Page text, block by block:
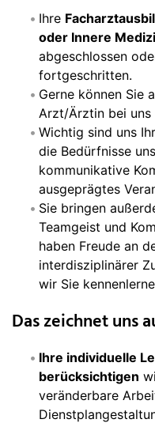
Ihre
oder Innere
abgeschlossen
fortgeschritten.
Gerne können Sie
Arzt/Ärztin bei uns
Wichtig sind uns
die Bedürfnisse
kommunikative
ausgeprägtes
Sie bringen
Teamgeist und
haben Freude an
interdisziplinärer
wir Sie
Das zeichnet uns
Ihre individuelle
berücksichtigen
veränderbare